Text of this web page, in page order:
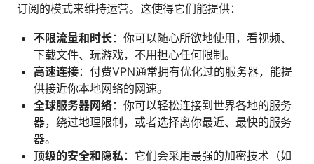
订阅的模式来维持运营。这使得它们能提供：
不限流量和时长：你可以随心所欲地使用，看视频、
下载文件、玩游戏，不用担心任何限制。
高速连接：付费VPN通常拥有优化过的服务器，能提
供接近你本地网络的网速。
全球服务器网络：你可以轻松连接到世界各地的服务
器，绕过地理限制，或者选择离你最近、最快的服务
器。
顶级的安全和隐私：它们会采用最强的加密技术（如